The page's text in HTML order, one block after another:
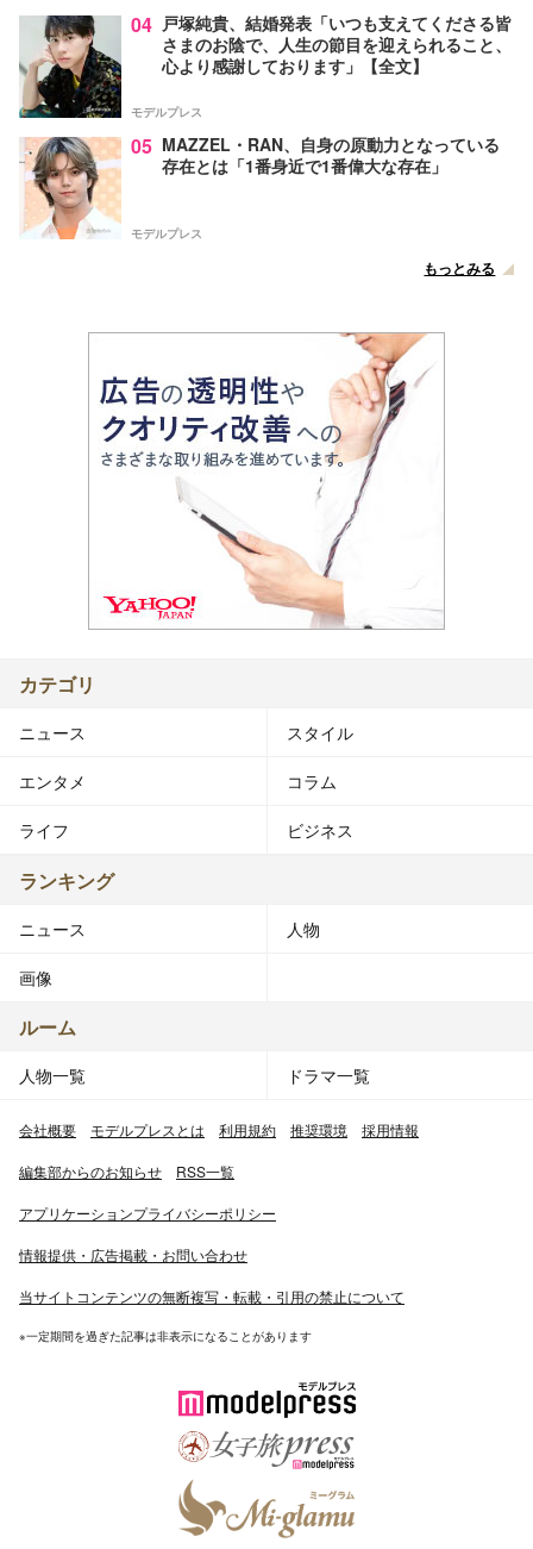
04 戸塚純貴、結婚発表「いつも支えてくださる皆
さまのお陰で、人生の節目を迎えられること、
心より感謝しております」【全文】
モデルプレス
05 MAZZEL・RAN、自身の原動力となっている
存在とは「1番身近で1番偉大な存在」
モデルプレス
もっとみる
カテゴリ
ニュース スタイル
エンタメ コラム
ライフ ビジネス
ランキング
ニュース 人物
画像
ルーム
人物一覧 ドラマ一覧
会社概要 モデルプレスとは 利用規約 推奨環境 採用情報
編集部からのお知らせ RSS一覧
アプリケーションプライバシーポリシー
情報提供・広告掲載・お問い合わせ
当サイトコンテンツの無断複写・転載・引用の禁止について
※一定期間を過ぎた記事は非表示になることがあります